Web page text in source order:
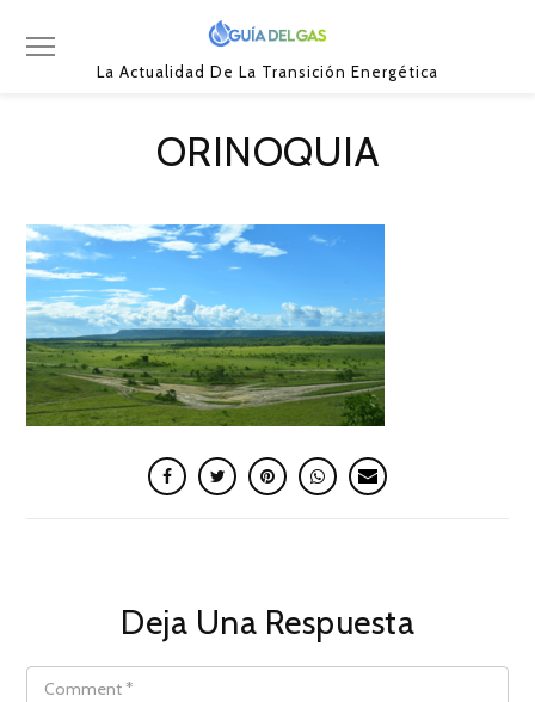
La Actualidad De La Transición Energética
ORINOQUIA
Deja Una Respuesta
COMMENT